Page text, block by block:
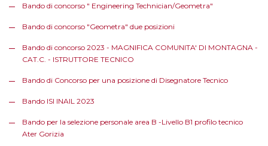
Bando di concorso " Engineering Technician/Geometra"
Bando di concorso "Geometra" due posizioni
Bando di concorso 2023 - MAGNIFICA COMUNITA' DI MONTAGNA -
CAT.C. - ISTRUTTORE TECNICO
Bando di Concorso per una posizione di Disegnatore Tecnico
Bando ISI INAIL 2023
Bando per la selezione personale area B -Livello B1 profilo tecnico
Ater Gorizia